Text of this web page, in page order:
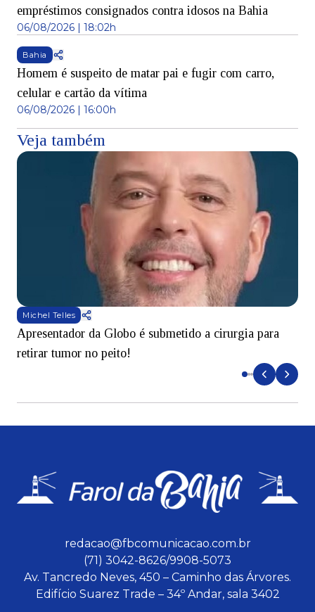
empréstimos consignados contra idosos na Bahia
06/08/2026 | 18:02h
Bahia
Homem é suspeito de matar pai e fugir com carro,
celular e cartão da vítima
06/08/2026 | 16:00h
Veja também
Michel Telles
Apresentador da Globo é submetido a cirurgia para
retirar tumor no peito!
redacao@fbcomunicacao.com.br
(71) 3042-8626/9908-5073
Av. Tancredo Neves, 450 – Caminho das Árvores.
Edifício Suarez Trade – 34º Andar, sala 3402